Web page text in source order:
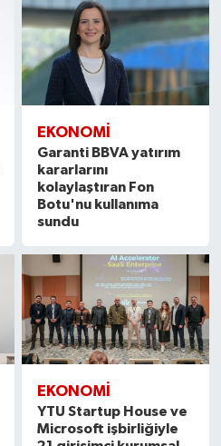
EKONOMI
Garanti BBVA yatırım
kararlarını
kolaylaştıran Fon
Botu'nu kullanıma
sundu
EKONOMI
YTU Startup House ve
Microsoft işbirliğiyle